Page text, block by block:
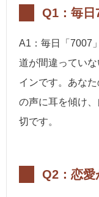
Q1：毎日
A1：毎日「7007
道が間違ってい
インです。あな
の声に耳を傾け
切です。
Q2：恋愛